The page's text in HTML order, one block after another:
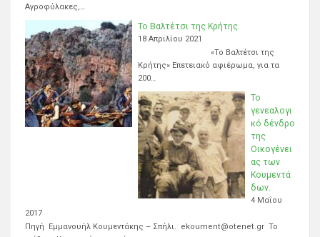
Αγροφύλακες,…
Το Βαλτέτσι της Κρήτης.
18 Απριλίου 2021
«Το Βαλτέτσι της
Κρήτης» Επετειακό αφιέρωμα, για τα
200…
Το
γενεαλογι
κό δένδρο
της
Οικογένει
ας των
Κουμεντά
δων.
4 Μαΐου
2017
Πηγή Εμμανουήλ Κουμεντάκης – Σπήλι. ekoument@otenet.gr Το